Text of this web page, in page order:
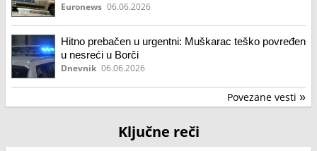
Euronews 06.06.2026
Hitno prebačen u urgentni: Muškarac teško povređen
u nesreći u Borči
Dnevnik 06.06.2026
Povezane vesti »
Ključne reči